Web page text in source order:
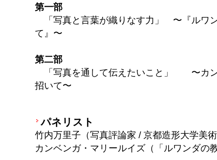
第一部
「写真と言葉が織りなす力」 〜『ルワ
て』〜
第二部
「写真を通して伝えたいこと」 〜カン
招いて〜
パネリスト
竹内万里子（写真評論家 / 京都造形大学美
カンベンガ・マリールイズ（「ルワンダの